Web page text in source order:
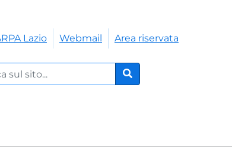
Lazio Webmail Area riservata
sito:
Cerca